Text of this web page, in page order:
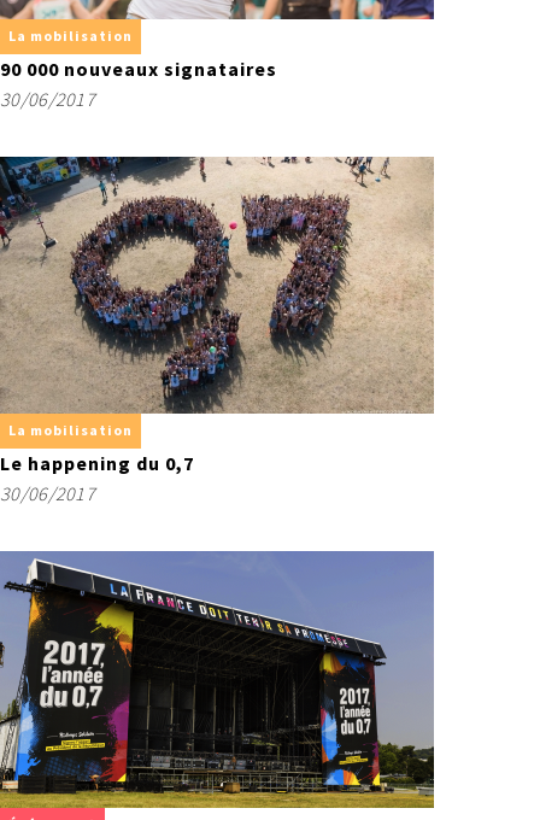
La mobilisation
90 000 nouveaux signataires
30/06/2017
La mobilisation
Le happening du 0,7
30/06/2017